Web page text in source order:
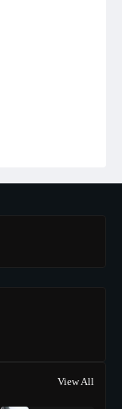
View All